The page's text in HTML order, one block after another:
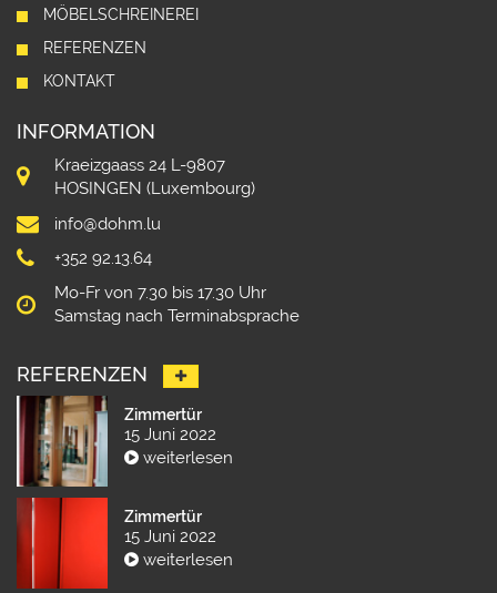
MÖBELSCHREINEREI
REFERENZEN
KONTAKT
INFORMATION
Kraeizgaass 24 L-9807
HOSINGEN (Luxembourg)
info@dohm.lu
+352 92.13.64
Mo-Fr von 7.30 bis 17.30 Uhr
Samstag nach Terminabsprache
REFERENZEN
Zimmertür
15 Juni 2022
weiterlesen
Zimmertür
15 Juni 2022
weiterlesen